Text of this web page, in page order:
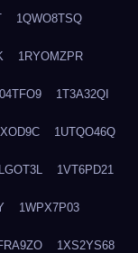
1QWO8TSQ
1RYOMZPR
1T3A32QI
1UTQO46Q
1VT6PD21
1WPX7P03
1XS2YS68